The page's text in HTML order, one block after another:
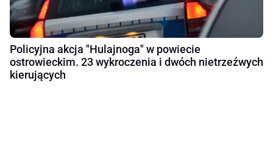
Policyjna akcja "Hulajnoga" w powiecie
ostrowieckim. 23 wykroczenia i dwóch nietrzeźwych
kierujących